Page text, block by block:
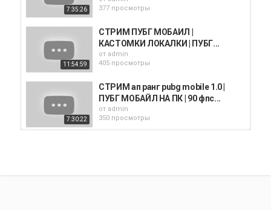
7:35:26
377 просмотры
11:54:59
СТРИМ ПУБГ МОБАИЛ |
КАСТОМКИ ЛОКАЛКИ | ПУБГ...
от admin
405 просмотры
7:30:22
СТРИМ ап ранг pubg mobile 1.0 |
ПУБГ МОБАЙЛ НА ПК | 90 фпс...
от admin
350 просмотры